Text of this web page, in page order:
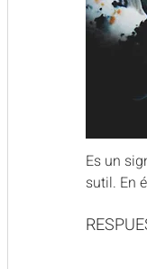
Es un
sutil. En